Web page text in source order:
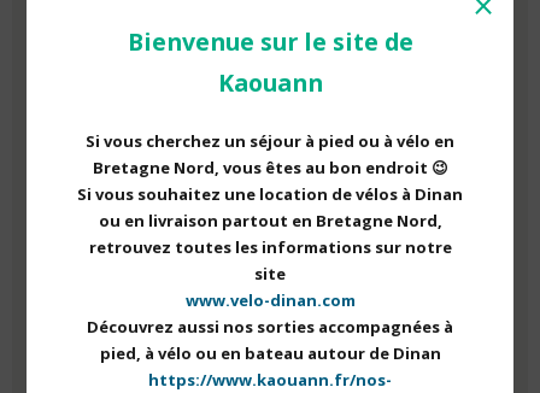
Boisson légèrement alcoolisée, la production de ce vin de
pomme a vu le jour dans les régions peu propices à la culture
partir du XVIe siècle dû son faible coût et à la production
importante de pomme. Il existe de nombreux cidres qui
différent en fonction de la pomme utilisée et de son mode de
production que vous pourrez goûter durant votre séjour en
Bretagne.
En complément de ces spécialités bretonnes emblématiques,
vous aurez l’occasion d’en découvrir d’autres durant une
excursion gourmande concoctée par nos soins. N’hésitez pas
nous contactersi vous souhaitez avoir plus d’informations.
Bienvenue sur le site de
Kaouann
Si vous cherchez un séjour à pied ou à vélo en
Bretagne Nord, vous êtes au bon endroit 😉
Si vous souhaitez une location de vélos à Dinan
ou en livraison partout en Bretagne Nord,
retrouvez toutes les informations sur notre
site
www.velo-dinan.com
Découvrez aussi nos sorties accompagnées à
pied, à vélo ou en bateau autour de Dinan
https://www.kaouann.fr/nos-